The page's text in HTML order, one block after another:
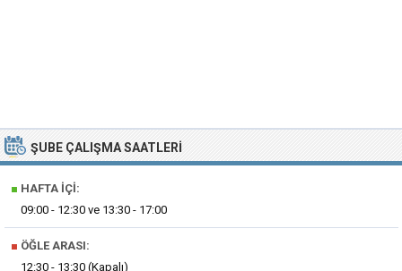
ŞUBE ÇALIŞMA SAATLERI
■ HAFTA İÇI:
09:00 - 12:30 ve 13:30 - 17:00
■ ÖĞLE ARASI:
12:30 - 13:30 (Kapalı)